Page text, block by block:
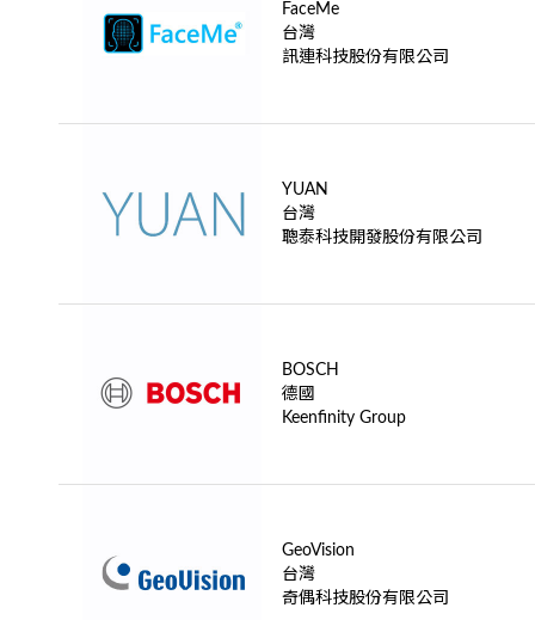
FaceMe
台灣
訊連科技股份有限公司
YUAN
台灣
聰泰科技開發股份有限公司
BOSCH
德國
Keenfinity Group
GeoVision
台灣
奇偶科技股份有限公司